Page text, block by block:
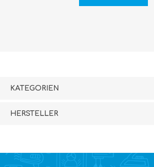
KATEGORIEN
HERSTELLER